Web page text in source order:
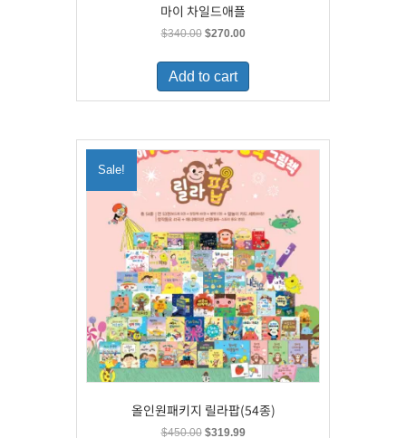
마이 차일드애플
$340.00 Original
was:
$340.00.
$270.00Current
is:
Add to cart
Sale!
올인원패키지 릴라팝(54종)
$450.00 Original
$319.99Current